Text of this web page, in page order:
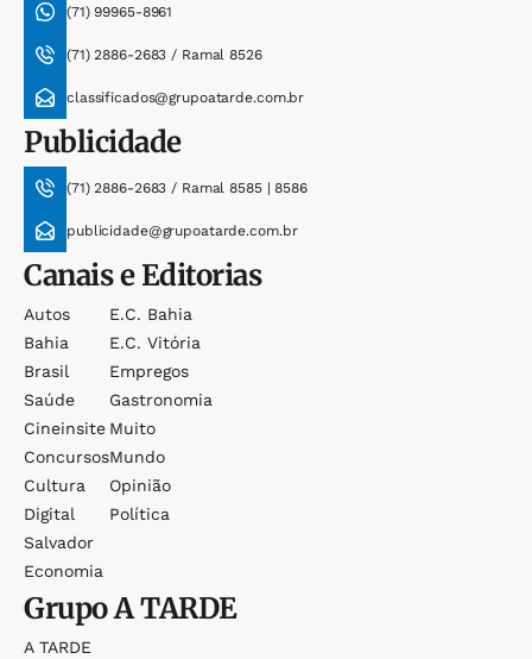
(71) 99965-8961
(71) 2886-2683 / Ramal 8526
classificados@grupoatarde.com.br
Publicidade
(71) 2886-2683 / Ramal 8585 | 8586
publicidade@grupoatarde.com.br
Canais e Editorias
Autos
Bahia
Brasil
Saúde
Cineinsite
Concursos
Cultura
Digital
Salvador
Economia
E.c. Bahia
E.c. Vitória
Empregos
Gastronomia
Muito
Mundo
Opinião
Política
GrupoA TARDE
A TARDE